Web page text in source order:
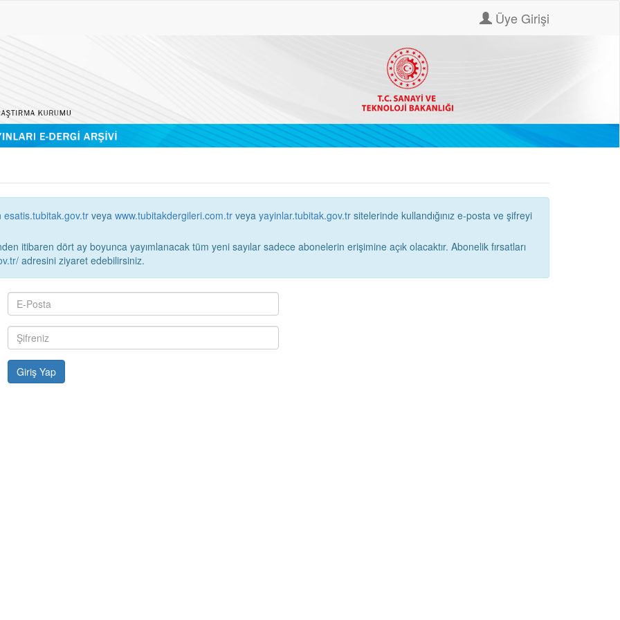
Üye Girişi
esatis.tubitak.gov.tr veya www.tubitakdergileri.com.tr veya yayinlar.tubitak.gov.tr
itibaren dört ay boyunca yayımlanacak tüm yeni sayılar sadece abonelerin erişimine açık olacaktır. Abonelik fırsatları
adresini ziyaret edebilirsiniz.